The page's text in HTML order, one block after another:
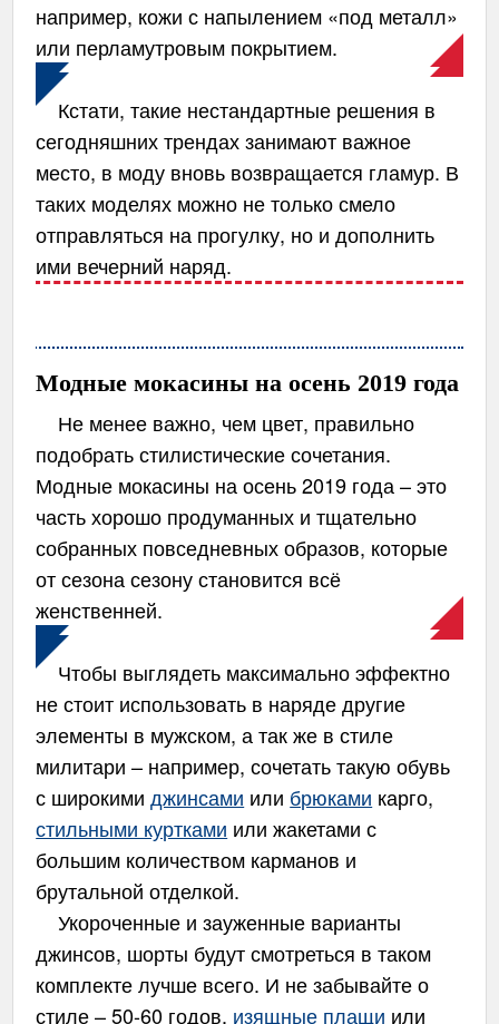
например, кожи с напылением «под металл»
или перламутровым покрытием.
Кстати, такие нестандартные решения в
сегодняшних трендах занимают важное
место, в моду вновь возвращается гламур. В
таких моделях можно не только смело
отправляться на прогулку, но и дополнить
ими вечерний наряд.
Модные мокасины на осень 2019 года
Не менее важно, чем цвет, правильно
подобрать стилистические сочетания.
Модные мокасины на осень 2019 года – это
часть хорошо продуманных и тщательно
собранных повседневных образов, которые
от сезона сезону становится всё
женственней.
Чтобы выглядеть максимально эффектно
не стоит использовать в наряде другие
элементы в мужском, а так же в стиле
милитари – например, сочетать такую обувь
с широкимиджинсами или брюками карго,
стильными куртками или жакетами с
большим количеством карманов и
брутальной отделкой.
Укороченные и зауженные варианты
джинсов, шорты будут смотреться в таком
комплекте лучше всего. И не забывайте о
стиле – 50-60 годов, изящные плащи или